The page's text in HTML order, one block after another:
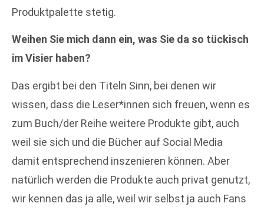
Produktpalette stetig.
Weihen Sie mich dann ein, was Sie da so tückisch
im Visier haben?
Das ergibt bei den Titeln Sinn, bei denen wir
wissen, dass die Leser*innen sich freuen, wenn es
zum Buch/der Reihe weitere Produkte gibt, auch
weil sie sich und die Bücher auf Social Media
damit entsprechend inszenieren können. Aber
natürlich werden die Produkte auch privat genutzt,
wir kennen das ja alle, weil wir selbst ja auch Fans